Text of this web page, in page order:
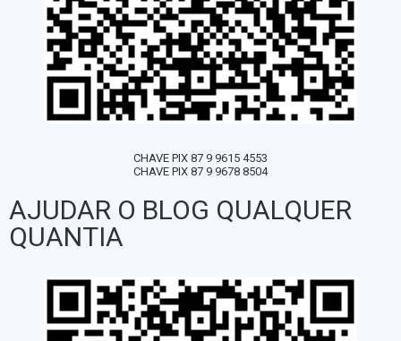
CHAVE PIX 87 9 9615 4553
CHAVE PIX 87 9 9678 8504
AJUDAR O BLOG QUALQUER
QUANTIA